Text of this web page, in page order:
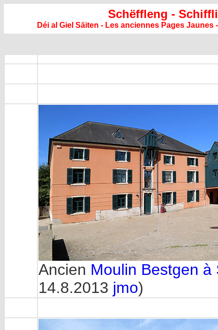
Schëffleng -
Déi al Giel Säiten - Les anciennes Pages
Ancien Moulin Bestgen
14.8.2013 jmo)